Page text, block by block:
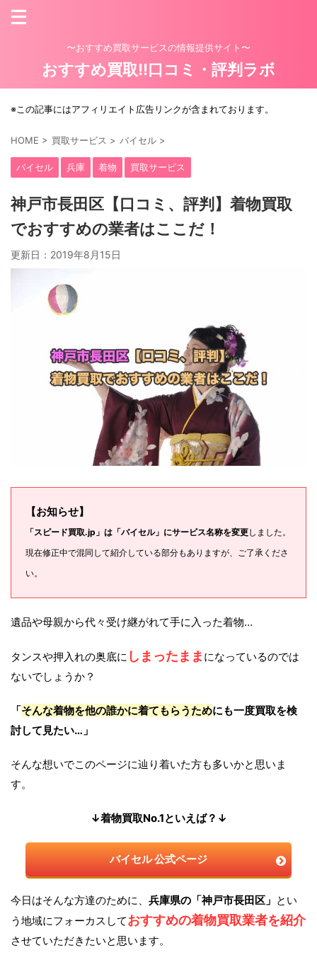
〜おすすめ買取サービスの情報提供サイト〜
おすすめ買取!!口コミ・評判ラボ
※この記事にはアフィリエイト広告リンクが含まれております。
HOME > 買取サービス > バイセル >
バイセル 兵庫 着物 買取サービス
神戸市長田区【口コミ、評判】着物買取
でおすすめの業者はここだ！
更新日： 2019年8月15日
【お知らせ】
「スピード買取.jp」は「バイセル」にサービス名称を変更しました。
現在修正中で混同して紹介している部分もありますが、ご了承くださ
い。
遺品や母親から代々受け継がれて手に入った着物…
タンスや押入れの奥底に しまったまま になっているのでは
ないでしょうか？
「そんな着物を他の誰かに着てもらうためにも一度買取を検
討して見たい…」
そんな想いでこのページに辿り着いた方も多いかと思いま
す。
↓着物買取No.1といえば？↓
バイセル 公式ページ
今日はそんな方達のために、 兵庫県の「神戸市長田区」 とい
う地域にフォーカスしておすすめの着物買取業者を紹介
させていただきたいと思います。